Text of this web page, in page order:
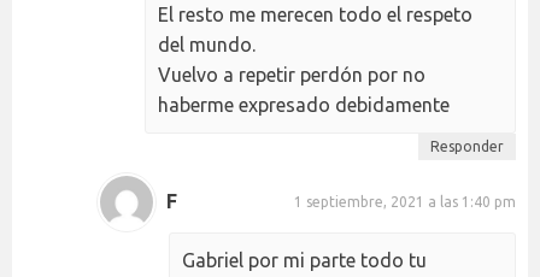
El resto me merecen todo el respeto
del mundo.
Vuelvo a repetir perdón por no
haberme expresado debidamente
Responder
F 1 septiembre, 2021 a las 1:40 pm
Gabriel por mi parte todo tu